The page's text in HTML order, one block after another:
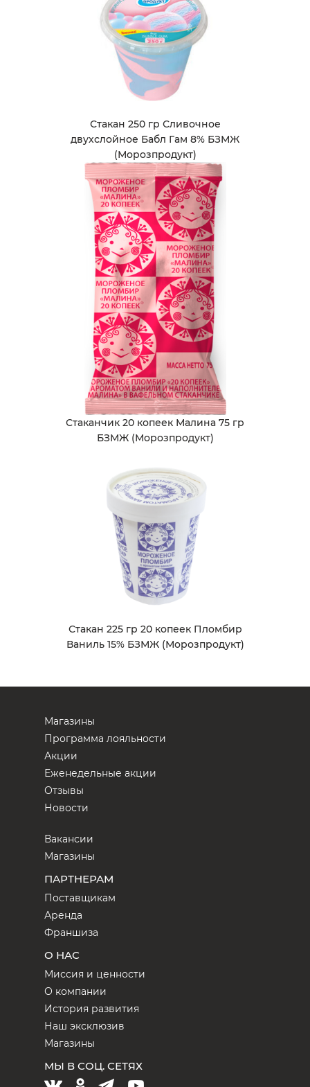
Стакан 250 гр Сливочное
двухслойное Бабл Гам 8% БЗМЖ
(Морозпродукт)
Стаканчик 20 копеек Малина 75 гр
БЗМЖ (Морозпродукт)
Стакан 225 гр 20 копеек Пломбир
Ваниль 15% БЗМЖ (Морозпродукт)
Магазины
Программа лояльности
Акции
Еженедельные акции
Отзывы
Новости
Вакансии
Магазины
ПАРТНЕРАМ
Поставщикам
Аренда
Франшиза
О НАС
Миссия и ценности
О компании
История развития
Наш эксклюзив
Магазины
МЫ В СОЦ. СЕТЯХ